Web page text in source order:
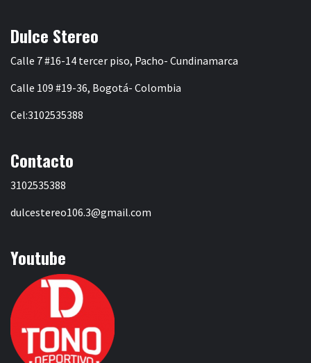
Dulce Stereo
Calle 7 #16-14 tercer piso, Pacho- Cundinamarca
Calle 109 #19-36, Bogotá- Colombia
Cel:3102535388
Contacto
3102535388
dulcestereo106.3@gmail.com
Youtube